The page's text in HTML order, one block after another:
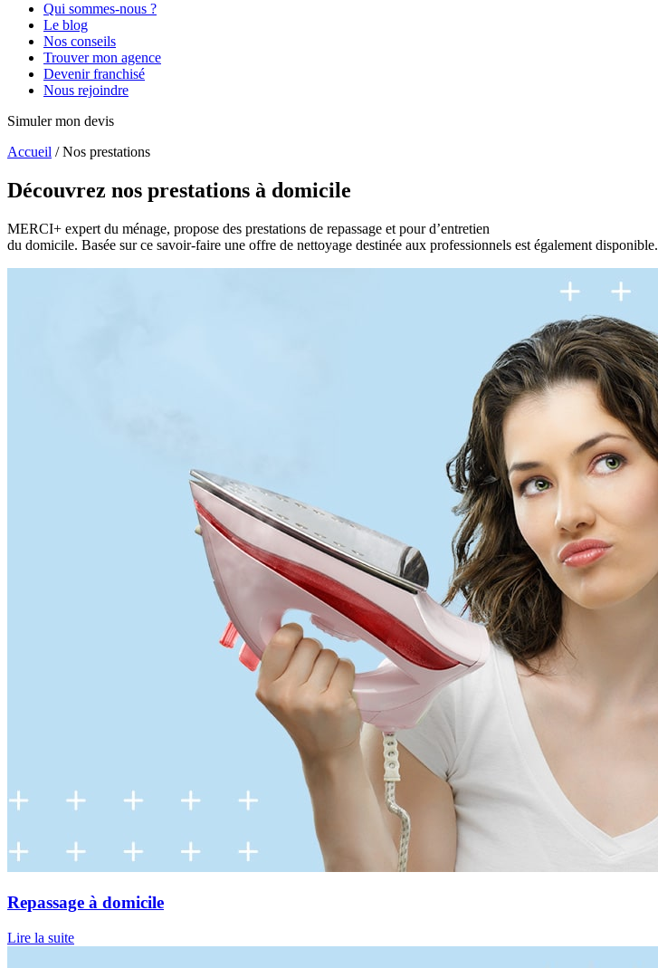
Qui sommes-nous ?
Le blog
Nos conseils
Trouver mon agence
Devenir franchisé
Nous rejoindre
Simuler mon devis
Accueil /Nos prestations
Découvrez nos prestations à domicile
MERCI+ expert du ménage, propose des prestations de repassage et pour d’entretien
du domicile. Basée sur ce savoir-faire une offre de nettoyage destinée aux professionnels est également disponible.
Repassage à domicile
Lire la suite